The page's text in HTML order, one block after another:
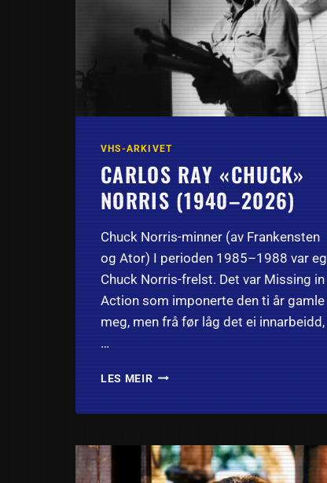
VHS-ARKIVET
CARLOS RAY «CHUCK»
NORRIS (1940–2026)
Chuck Norris-minner (av Frankensten
og Ator) I perioden 1985–1988 var eg
Chuck Norris-frelst. Det var Missing in
Action som imponerte den ti år gamle
meg, men frå før låg det ei innarbeidd,
…
LES MEIRCARLOS
2026)